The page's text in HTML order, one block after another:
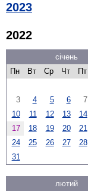
2023
2022
січень
Пн
Вт Ср Чт Пт
3
4 5 6 7
10
11 12 13 14
17
18 19 20 21
24
25 26 27 28
31
лютий